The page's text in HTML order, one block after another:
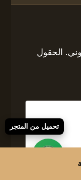
الحقول
تحميل من المتجر